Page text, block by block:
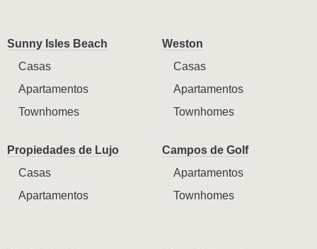
Sunny Isles Beach
Casas
Apartamentos
Townhomes
Weston
Casas
Apartamentos
Townhomes
Propiedades de Lujo
Casas
Apartamentos
Campos de Golf
Apartamentos
Townhomes